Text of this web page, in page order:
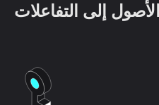
إلى التفاعلات